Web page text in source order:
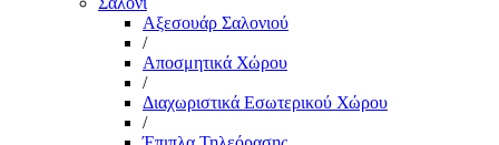
Αξεσουάρ Σαλονιού
/
Αποσμητικά Χώρου
/
Διαχωριστικά Εσωτερικού Χώρου
/